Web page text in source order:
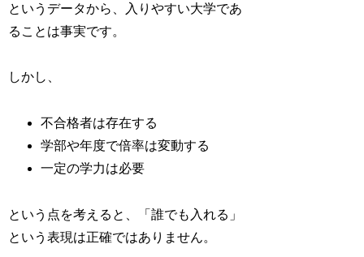
というデータから、入りやすい大学であ
ることは事実です。
しかし、
不合格者は存在する
学部や年度で倍率は変動する
一定の学力は必要
という点を考えると、「誰でも入れる」
という表現は正確ではありません。